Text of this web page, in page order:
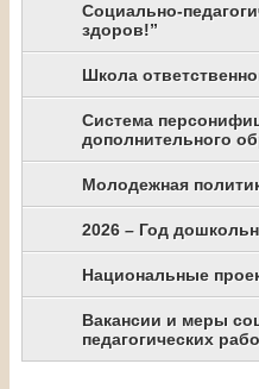
Социально-
здоров!”
Школа
Система
дополнительного
Молодежная
2026 – Год
Национальные
Вакансии и меры
педагогических